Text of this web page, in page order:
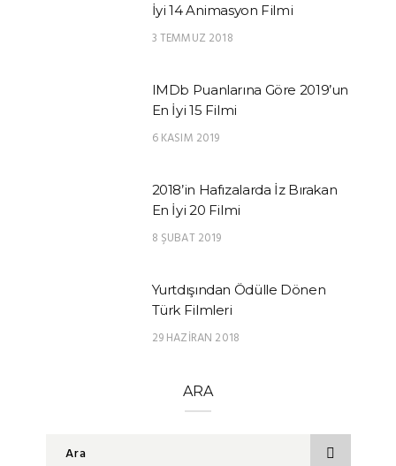
İyi 14 Animasyon Filmi
3 TEMMUZ 2018
IMDb Puanlarına Göre 2019’un
En İyi 15 Filmi
6 KASIM 2019
2018’in Hafızalarda İz Bırakan
En İyi 20 Filmi
8 ŞUBAT 2019
Yurtdışından Ödülle Dönen
Türk Filmleri
29 HAZIRAN 2018
ARA